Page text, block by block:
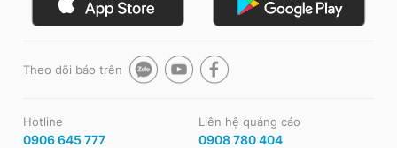
Theo dõi báo trên
Hotline
0906 645 777
Liên hệ quảng cáo
0908 780 404